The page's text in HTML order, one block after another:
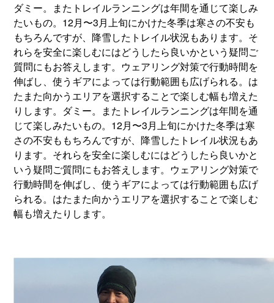
ダミー。またトレイルランニングは年間を通じて楽しみ
たいもの。12月〜3月上旬にかけた冬季は寒さの不安も
もちろんですが、降雪したトレイル状況もあります。そ
れらを安全に楽しむにはどうしたら良いかという疑問ご
質問にもお答えします。ウェアリング対策で行動時間を
伸ばし、使うギアによっては行動範囲も広げられる。は
たまた向かうエリアを選択することで楽しむ幅も増えた
りします。ダミー。またトレイルランニングは年間を通
じて楽しみたいもの。12月〜3月上旬にかけた冬季は寒
さの不安ももちろんですが、降雪したトレイル状況もあ
ります。それらを安全に楽しむにはどうしたら良いかと
いう疑問ご質問にもお答えします。ウェアリング対策で
行動時間を伸ばし、使うギアによっては行動範囲も広げ
られる。はたまた向かうエリアを選択することで楽しむ
幅も増えたりします。